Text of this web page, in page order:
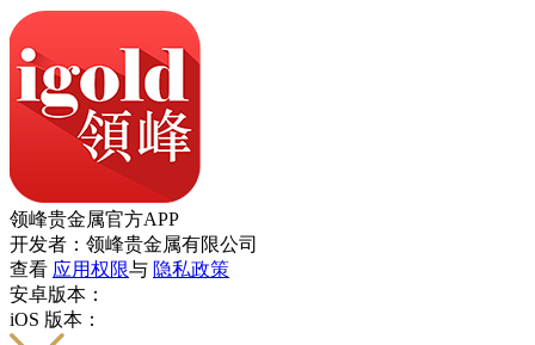
领峰贵金属官方APP
开发者：领峰贵金属有限公司
查看 应用权限与 隐私政策
安卓版本：
iOS 版本：